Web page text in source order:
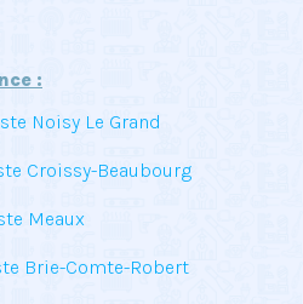
:
Noisy Le Grand
Croissy-Beaubourg
Meaux
Brie-Comte-Robert